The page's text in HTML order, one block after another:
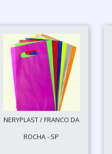
NERYPLAST / FRANCO DA
ROCHA - SP